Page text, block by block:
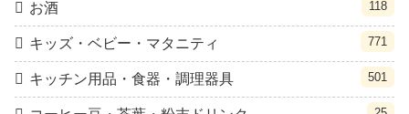
お酒 118
キッズ・ベビー・マタニティ 771
キッチン用品・食器・調理器具 501